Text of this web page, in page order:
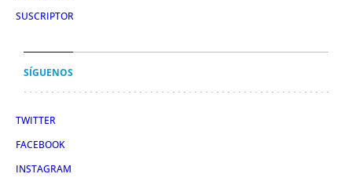
SUSCRIPTOR
SÍGUENOS
TWITTER
FACEBOOK
INSTAGRAM